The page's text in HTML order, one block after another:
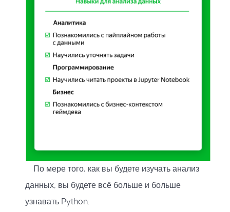
По мере того, как вы будете изучать анализ
данных, вы будете всё больше и больше
узнавать Python.